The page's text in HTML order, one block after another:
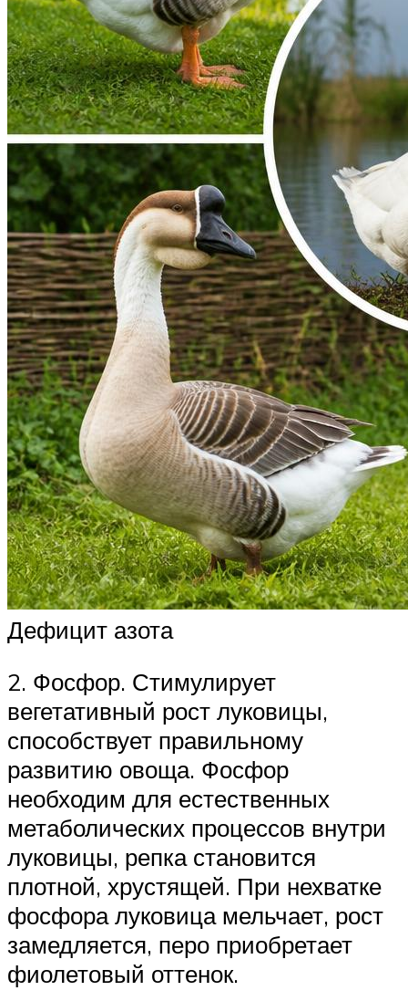
Дефицит азота
2. Фосфор. Стимулирует
вегетативный рост луковицы,
способствует правильному
развитию овоща. Фосфор
необходим для естественных
метаболических процессов внутри
луковицы, репка становится
плотной, хрустящей. При нехватке
фосфора луковица мельчает, рост
замедляется, перо приобретает
фиолетовый оттенок.